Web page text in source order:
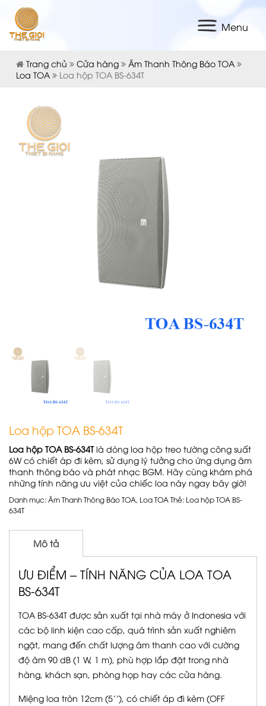
Menu
Trang chủ Cửa hàng
Âm Thanh Thông Báo TOA
Loa TOA
Loa hộp TOA BS-634T
Loa hộp TOA BS-634T
Loa hộp TOA BS-634Tlà dòng loa hộp treo tường công suất
6W có chiết áp đi kèm, sử dụng lý tưởng cho ứng dụng âm
thanh thông báo và phát nhạc BGM. Hãy cùng khám phá
những tính năng ưu việt của chiếc loa này ngay bây giờ!
Danh mục:Âm Thanh Thông Báo TOA, Loa TOAThẻ: Loa hộp TOA BS-
634T
Mô tả
ƯU ĐIỂM – TÍNH NĂNG CỦA LOA TOA
BS-634T
TOA BS-634T được sản xuất tại nhà máy ở Indonesia với
các bộ linh kiện cao cấp, quá trình sản xuất nghiêm
ngặt, mang đến chất lượng âm thanh cao với cường
độ âm 90 dB (1 W, 1 m), phù hợp lắp đặt trong nhà
hàng, khách sạn, phòng họp hay các cửa hàng.
Miệng loa tròn 12cm (5’’), có chiết áp đi kèm (OFF